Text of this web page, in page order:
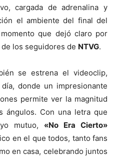
cargada de adrenalina y
el ambiente del final del
que dejó claro por
los seguidores de NTVG.
se estrena el videoclip,
donde un impresionante
permite ver la magnitud
ángulos. Con una letra que
mutuo, «No Era Cierto»
en el que todos, tanto fans
en casa, celebrando juntos